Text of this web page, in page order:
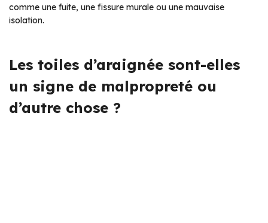
comme une fuite, une fissure murale ou une mauvaise
isolation.
Les toiles d’araignée sont-elles
un signe de malpropreté ou
d’autre chose ?